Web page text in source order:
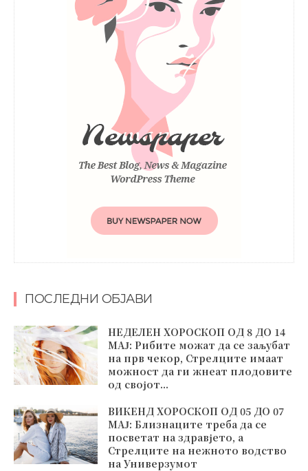
ПОСЛЕДНИ ОБЈАВИ
НЕДЕЛЕН ХОРОСКОП ОД 8 ДО 14
МАЈ: Рибите можат да се заљубат
на прв чекор, Стрелците имаат
можност да ги жнеат плодовите
од својот...
ВИКЕНД ХОРОСКОП ОД 05 ДО 07
МАЈ: Близнаците треба да се
посветат на здравјето, а
Стрелците на нежното водство
на Универзумот